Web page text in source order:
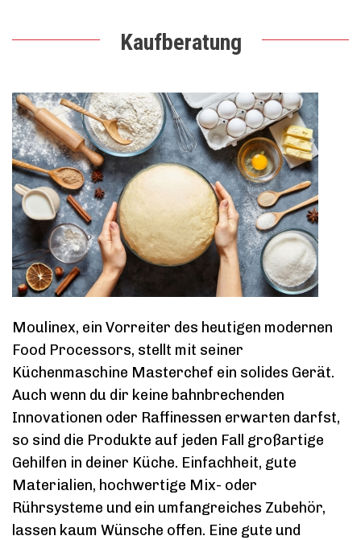
Kaufberatung
Moulinex, ein Vorreiter des heutigen modernen
Food Processors, stellt mit seiner
Küchenmaschine Masterchef ein solides Gerät.
Auch wenn du dir keine bahnbrechenden
Innovationen oder Raffinessen erwarten darfst,
so sind die Produkte auf jeden Fall großartige
Gehilfen in deiner Küche. Einfachheit, gute
Materialien, hochwertige Mix- oder
Rührsysteme und ein umfangreiches Zubehör,
lassen kaum Wünsche offen. Eine gute und